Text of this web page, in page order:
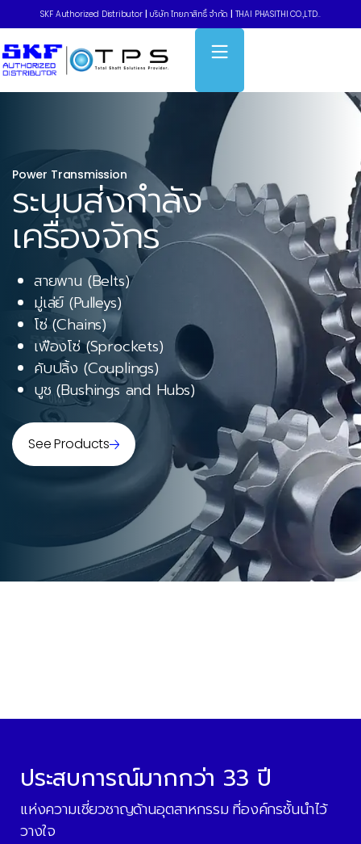
SKF Authorized Distributor บริษัท ไทยภาสิทธิ์ จำกัด THAI PHASITHI CO.,LTD..
Power Transmission
ระบบส่งกำลัง
เครื่องจักร
สายพาน (Belts)
มู่เล่ย์ (Pulleys)
โซ่ (Chains)
เฟืองโซ่ (Sprockets)
คับปลิ้ง (Couplings)
บูช (Bushings and Hubs)
See Products
ประสบการณ์มากกว่า 33 ปี
แห่งความเชี่ยวชาญด้านอุตสาหกรรม ที่องค์กรชั้นนำไว้
วางใจ